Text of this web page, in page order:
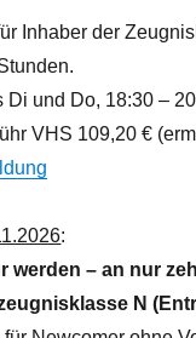
Inhaber der
Di und Do, 18:30 –
VHS 109,20 €
:
werden – an nur
N